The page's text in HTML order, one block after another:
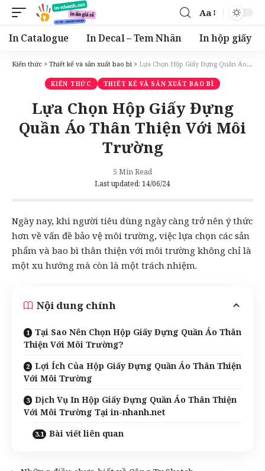
Font
Resizer
Aa
In Catalogue In Decal – Tem Nhãn In hộp giấy
Kiến thức > Thiết kế và sản xuất bao bì > Lựa Chọn Hộp Giấy Đựng Quần Áo Thân Thiện Với Môi Trường
KIẾN THỨC THIẾT KẾ VÀ SẢN XUẤT BAO BÌ
Lựa Chọn Hộp Giấy Đựng
Quần Áo Thân Thiện Với Môi
Trường
Last updated: 14/06/24
5 Min Read
Ngày nay, khi người tiêu dùng ngày càng trở nên ý thức
hơn về vấn đề bảo vệ môi trường, việc lựa chọn các sản
phẩm và bao bì thân thiện với môi trường không chỉ là
một xu hướng mà còn là một trách nhiệm.
Nội dung chính
Tại Sao Nên Chọn Hộp Giấy Đựng Quần Áo Thân
Thiện Với Môi Trường?
Lợi Ích Của Hộp Giấy Đựng Quần Áo Thân Thiện
Với Môi Trường
Dịch Vụ In Hộp Giấy Đựng Quần Áo Thân Thiện
Với Môi Trường Tại in-nhanh.net
Bài viết liên quan